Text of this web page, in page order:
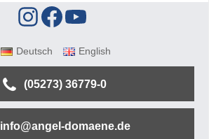
Deutsch English
(05273) 36779-0
info@angel-domaene.de